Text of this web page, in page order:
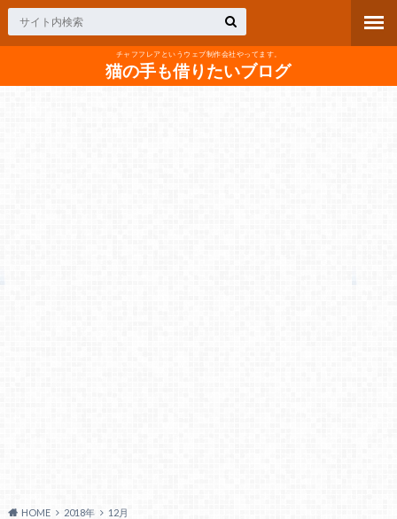
チャフフレアというウェブ制作会社やってます。
猫の手も借りたいブログ
HOME 2018年 12月